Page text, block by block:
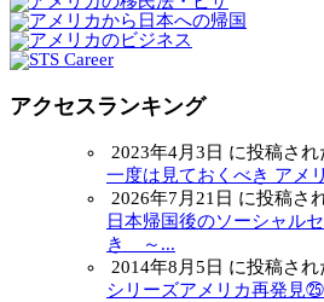
アクセスランキング
2023年4月3日 に投稿され
一度は見ておくべき アメ
2026年7月21日 に投稿さ
日本帰国後のソーシャル
き ～...
2014年8月5日 に投稿され
シリーズアメリカ再発見㉕